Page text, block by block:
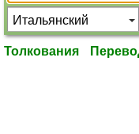
Толкования